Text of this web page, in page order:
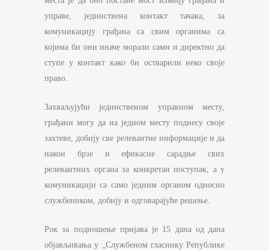
управе, јединствена контакт тачака, за
комуникацију грађана са свим органима са
којима би они иначе морали сами и директно да
ступе у контакт како би остварили неко своје
право.
Захваљујући јединственом управном месту,
грађани могу да на једном месту поднесу своје
захтеве, добију све релевантне информације и да
након брзе и ефикасне сарадње свих
релевантних органа за конкретан поступак, а у
комуникацији са само једним органом односно
службеником, добију и одговарајуће решење.
Рок за подношење пријава је 15 дана од дана
објављивања у „Службеном гласнику Републике